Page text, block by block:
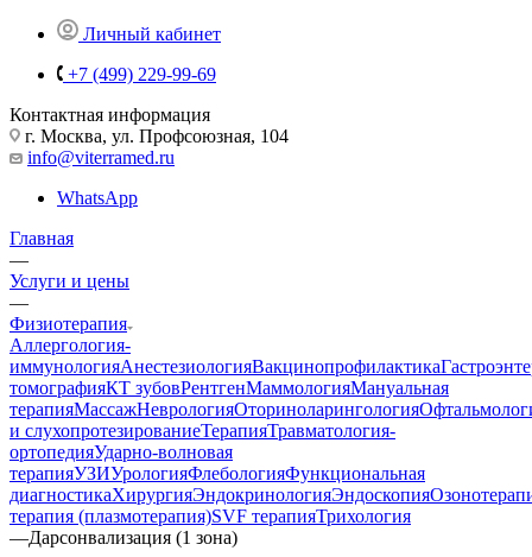
Личный кабинет
+7 (499) 229-99-69
Контактная информация
г. Москва, ул. Профсоюзная, 104
info@viterramed.ru
WhatsApp
Главная
—
Услуги и цены
—
Физиотерапия
Аллергология-
иммунологияАнестезиологияВакцинопрофилактика
томографияКТ зубовРентгенМаммологияМануальная
терапияМассажНеврологияОториноларингология
и слухопротезированиеТерапияТравматология-
ортопедияУдарно-волновая
терапияУЗИУрологияФлебологияФункциональная
диагностикаХирургияЭндокринологияЭндоскопия
терапия (плазмотерапия)SVF терапияТрихология
—Дарсонвализация (1 зона)